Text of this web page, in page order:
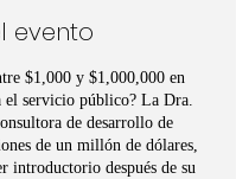
evento
$1,000 y $1,000,000 en
el servicio público? La Dra.
de desarrollo de
de un millón de dólares,
introductorio después de su